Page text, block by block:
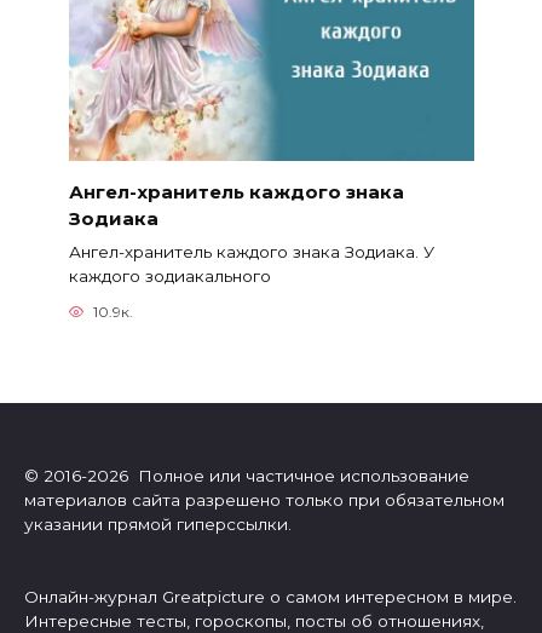
Ангел-хранитель каждого знака
Зодиака
Ангел-хранитель каждого знака Зодиака. У
каждого зодиакального
10.9к.
© 2016-2026 Полное или частичное использование
материалов сайта разрешено только при обязательном
указании прямой гиперссылки.
Онлайн-журнал Greatpicture о самом интересном в мире.
Интересные тесты, гороскопы, посты об отношениях,